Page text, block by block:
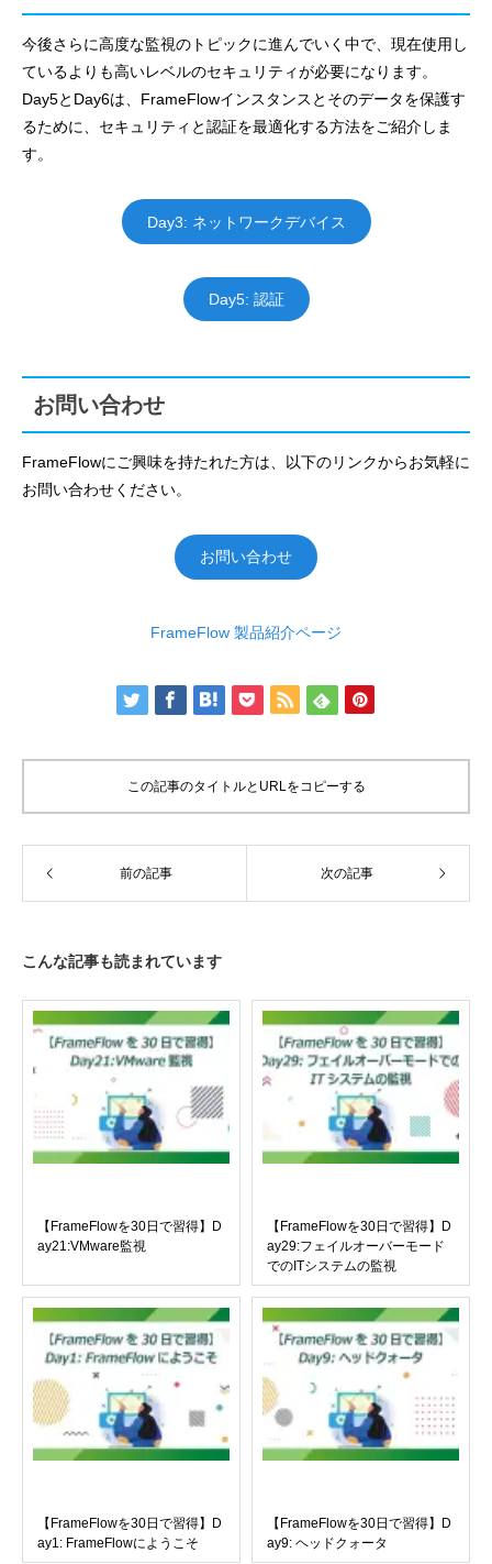
今後さらに高度な監視のトピックに進んでいく中で、現在使用し
ているよりも高いレベルのセキュリティが必要になります。
Day5とDay6は、FrameFlowインスタンスとそのデータを保護す
るために、セキュリティと認証を最適化する方法をご紹介しま
す。
Day3: ネットワークデバイス
Day5: 認証
お問い合わせ
FrameFlowにご興味を持たれた方は、以下のリンクからお気軽に
お問い合わせください。
お問い合わせ
FrameFlow 製品紹介ページ
この記事のタイトルとURLをコピーする
前の記事 次の記事
こんな記事も読まれています
【FrameFlowを30日で習得】D
ay21:VMware監視
【FrameFlowを30日で習得】D
ay29:フェイルオーバーモード
でのITシステムの監視
【FrameFlowを30日で習得】D
ay1: FrameFlowにようこそ
【FrameFlowを30日で習得】D
ay9: ヘッドクォータ